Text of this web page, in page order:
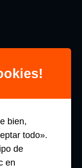
bien,
todo».
de
en